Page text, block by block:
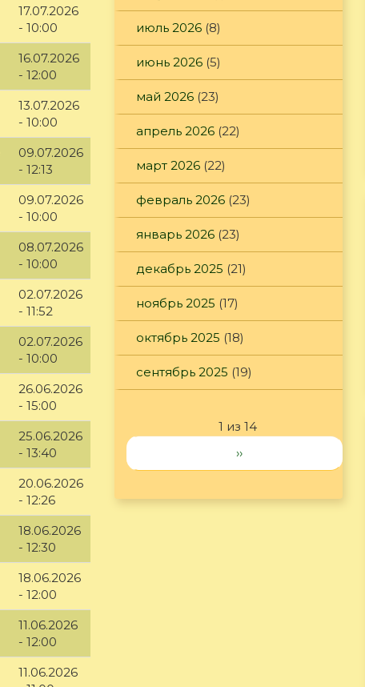
17.07.2026
- 10:00
16.07.2026
- 12:00
13.07.2026
- 10:00
09.07.2026
- 12:13
09.07.2026
- 10:00
08.07.2026
- 10:00
02.07.2026
- 11:52
02.07.2026
- 10:00
26.06.2026
- 15:00
25.06.2026
- 13:40
20.06.2026
- 12:26
18.06.2026
- 12:30
18.06.2026
- 12:00
11.06.2026
- 12:00
11.06.2026
июль 2026 (8)
июнь 2026 (5)
май 2026 (23)
апрель 2026 (22)
март 2026 (22)
февраль 2026 (23)
январь 2026 (23)
декабрь 2025 (21)
ноябрь 2025 (17)
октябрь 2025 (18)
сентябрь 2025 (19)
1 из 14
››